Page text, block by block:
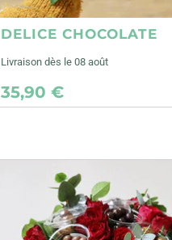
DELICE CHOCOLATE
Livraison dès le 08 août
35,90 €